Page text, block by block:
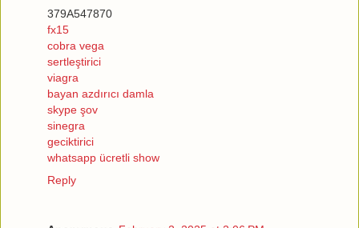
379A547870
fx15
cobra vega
sertleştirici
viagra
bayan azdırıcı damla
skype şov
sinegra
geciktirici
whatsapp ücretli show
Reply